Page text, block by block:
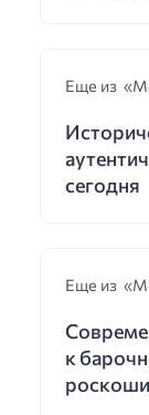
Еще из
сегодня
Еще из
к